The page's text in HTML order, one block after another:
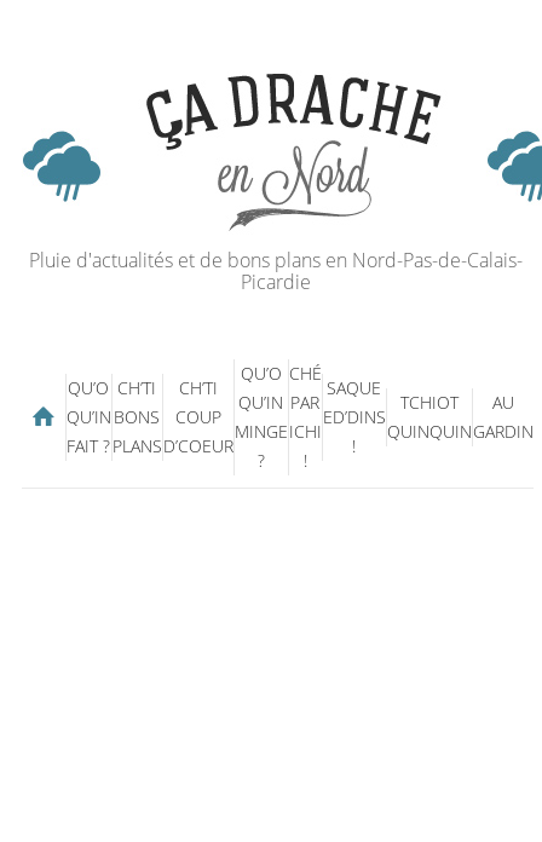
Pluie d'actualités et de bons plans en Nord-Pas-de-Calais-
Picardie
QU’O
QU’IN
FAIT ?
CH’TI
BONS
PLANS
CH’TI
COUP
D’COEUR
QU’O
QU’IN
MINGE
?
CHÉ
PAR
ICHI
!
SAQUE
ED’DINS
!
TCHIOT
QUINQUIN
AU
GARDIN